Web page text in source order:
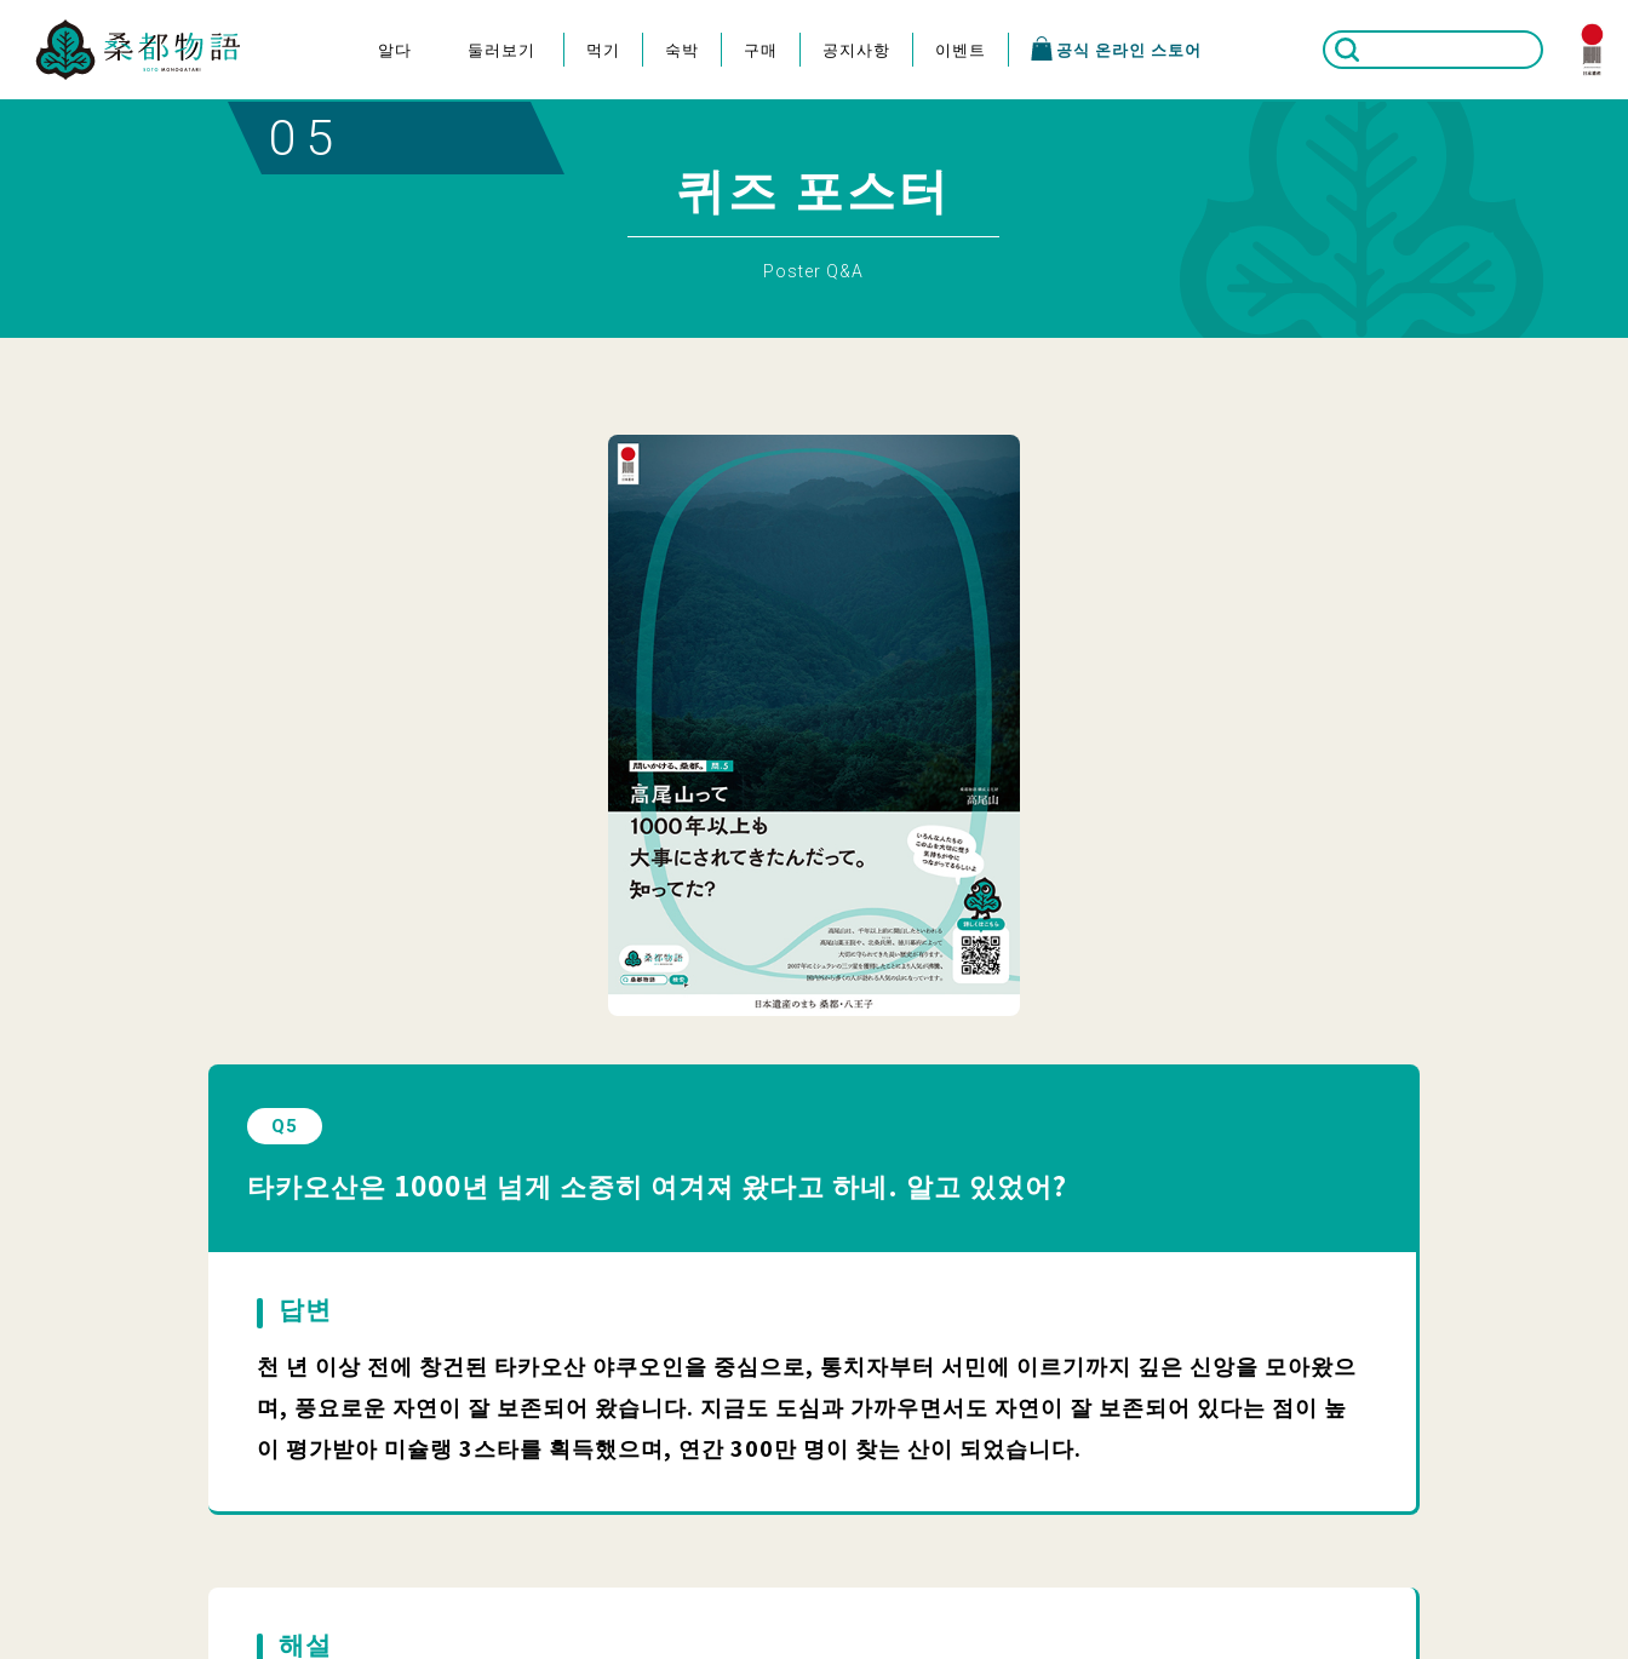
알다
“뽕나무 도시 이야기”에 대하
구성 문화재
둘러보기
하치오지 축제
먹기 숙박 구매 공지사항 이벤트 공식 온라인 스토어
퀴즈 포스터
Poster Q&A
05
Q5
타카오산은 1000년 넘게 소중히 여겨져 왔다고 하네. 알고 있었어?
답변
천 년 이상 전에 창건된 타카오산 야쿠오인을 중심으로, 통치자부터 서민에 이르기까지 깊은 신앙을 모아왔으
며, 풍요로운 자연이 잘 보존되어 왔습니다. 지금도 도심과 가까우면서도 자연이 잘 보존되어 있다는 점이 높
이 평가받아 미슐랭 3스타를 획득했으며, 연간 300만 명이 찾는 산이 되었습니다.
해설